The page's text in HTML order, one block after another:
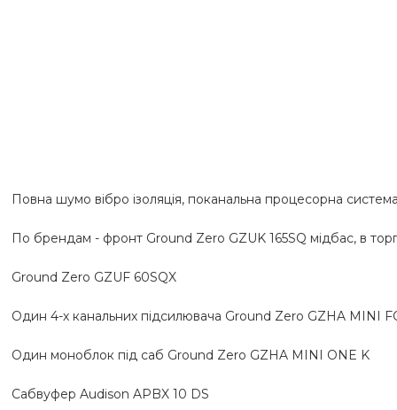
Повна шумо вібро ізоляція, поканальна процесорна
По брендам - ​​фронт Ground Zero GZUK 165SQ мідбас, в
Ground Zero GZUF 60SQX
Один 4-х канальних підсилювача Ground Zero GZHA MINI
Один моноблок під саб Ground Zero GZHA MINI ONE K
Сабвуфер Audison APBX 10 DS